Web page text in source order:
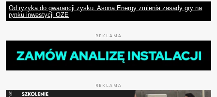
Od ryzyka do gwarancji zysku. Asona Energy zmienia zasady gry na
rynku inwestycji OZE
REKLAMA
REKLAMA